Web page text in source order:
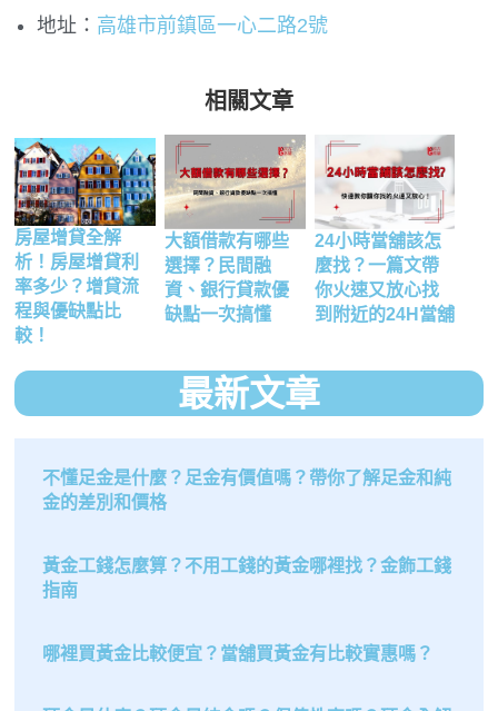
地址： 高雄市前鎮區一心二路2號
相關文章
房屋增貸全解
析！房屋增貸利
率多少？增貸流
程與優缺點比
較！
大額借款有哪些
選擇？民間融
資、銀行貸款優
缺點一次搞懂
24小時當舖該怎
麼找？一篇文帶
你火速又放心找
到附近的24H當舖
最新文章
不懂足金是什麼？足金有價值嗎？帶你了解足金和純
金的差別和價格
黃金工錢怎麼算？不用工錢的黃金哪裡找？金飾工錢
指南
哪裡買黃金比較便宜？當舖買黃金有比較實惠嗎？